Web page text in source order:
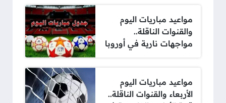
مواعيد مباريات اليوم
والقنوات الناقلة..
مواجهات نارية في أوروبا
مواعيد مباريات اليوم
الأربعاء والقنوات الناقلة..